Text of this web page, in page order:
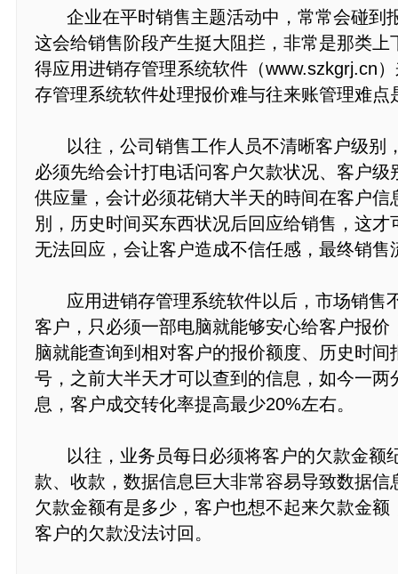
企业在平时销售主题活动中，常常会碰到
这会给销售阶段产生挺大阻拦，非常是那类
得应用进销存管理系统软件（www.szkgrj.cn
存管理系统软件处理报价难与往来账管理难点
以往，公司销售工作人员不清晰客户级别
必须先给会计打电话问客户欠款状况、客户
供应量，会计必须花销大半天的時间在客户信
別，历史时间买东西状况后回应给销售，这
无法回应，会让客户造成不信任感，最终销售
应用进销存管理系统软件以后，市场销售
客户，只必须一部电脑就能够安心给客户报
脑就能查询到相对客户的报价额度、历史时
号，之前大半天才可以查到的信息，如今一两
息，客户成交转化率提高最少20%左右。
以往，业务员每日必须将客户的欠款金额
款、收款，数据信息巨大非常容易导致数据
欠款金额有是多少，客户也想不起来欠款金
客户的欠款没法讨回。